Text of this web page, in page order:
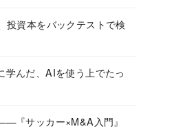
投資本をバックテストで検
学んだ、AIを使う上でたっ
『サッカー×M&A入門』